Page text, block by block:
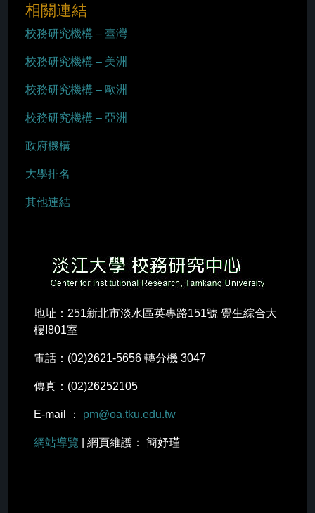
相關連結
校務研究機構 – 臺灣
校務研究機構 – 美洲
校務研究機構 – 歐洲
校務研究機構 – 亞洲
政府機構
大學排名
其他連結
地址：251新北市淡水區英專路151號 覺生綜合大
樓I801室
電話：(02)2621-5656 轉分機 3047
傳真：(02)26252105
E-mail ： pm@oa.tku.edu.tw
網站導覽 | 網頁維護： 簡妤瑾